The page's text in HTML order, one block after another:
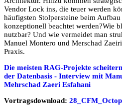
Vendor Lock ins, die teuer werden
häufigsten Stolpersteine beim
konzeptionell beachtet werden?Wie
nutzbar? Und wie vermeidet man
Manuel Montero und Merschad
Praxis.
Die meisten RAG-Projekte
der Datenbasis - Interview mit
Mehrschad Zaeri Esfahani
Vortragsdownload: